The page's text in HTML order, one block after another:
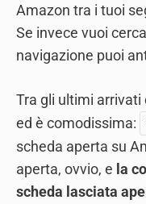
Amazon tra i tuoi
Se invece vuoi
navigazione puoi
Tra gli ultimi arrivati
ed è comodissima:
scheda aperta su
aperta, ovvio, e la
scheda lasciata